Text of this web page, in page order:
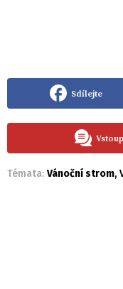
Sdílejte
Témata: Vánoční strom,